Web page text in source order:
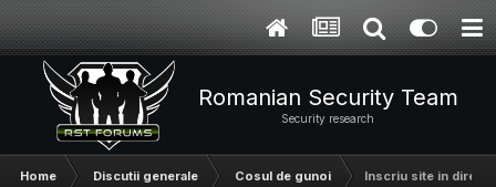
Romanian Security Team
Security research
Home Discutii generale Cosul de gunoi Inscriu site in